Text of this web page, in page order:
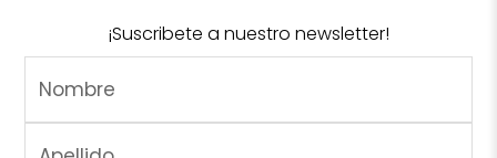
¡Suscribete a nuestro newsletter!